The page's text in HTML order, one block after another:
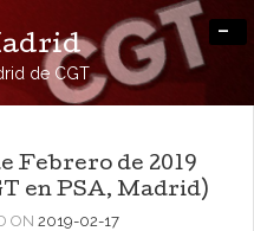
de CGT
-
Febrero de 2019
en PSA, Madrid)
ON 2019-02-17